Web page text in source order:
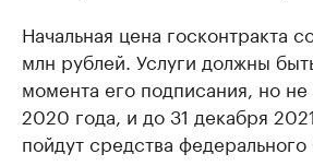
Начальная цена госконтракта
млн рублей. Услуги должны
момента его подписания, но
2020 года, и до 31 декабря
пойдут средства